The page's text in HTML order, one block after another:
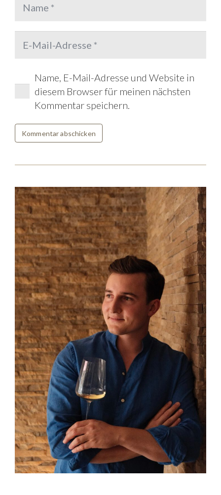
Name, E-Mail-Adresse und Website in
diesem Browser für meinen nächsten
Kommentar speichern.
Kommentar abschicken